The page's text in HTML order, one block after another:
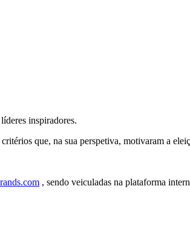
inspiradores.
que, na sua perspetiva, motivaram a
, sendo veiculadas na plataforma